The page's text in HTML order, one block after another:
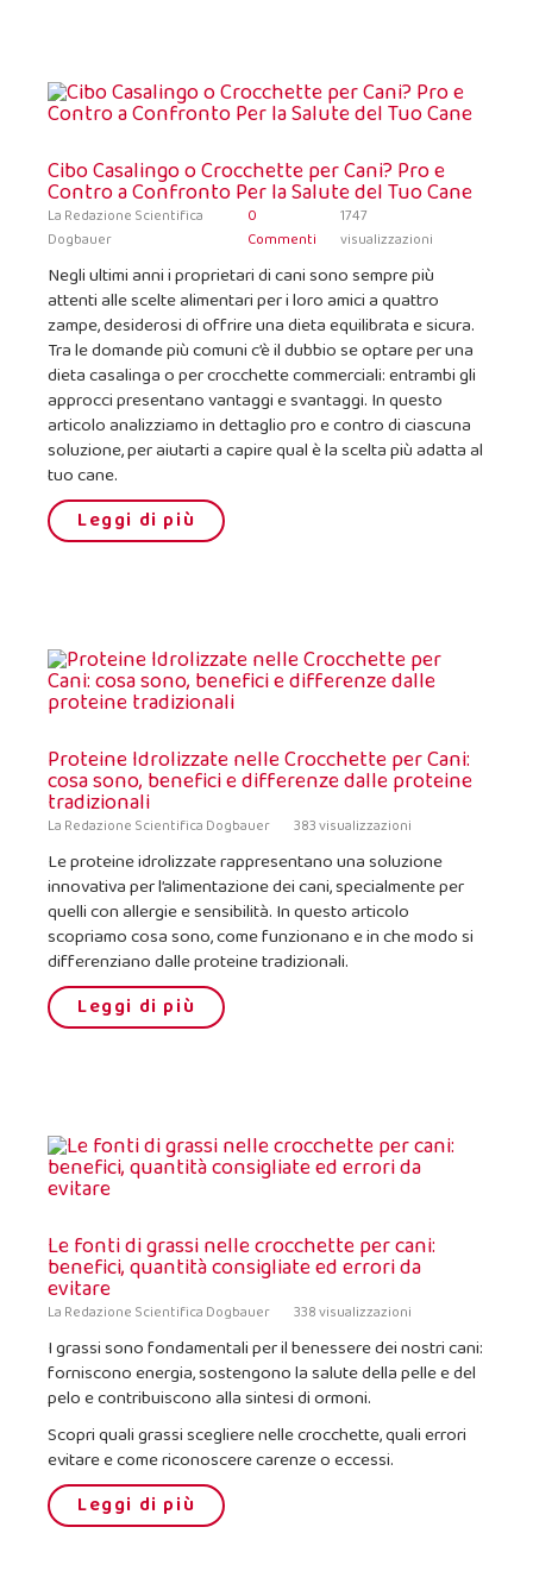
Cibo Casalingo o Crocchette per Cani? Pro e
Contro a Confronto Per la Salute del Tuo Cane
La Redazione Scientifica
Dogbauer
0
Commenti
1747
visualizzazioni
Negli ultimi anni i proprietari di cani sono sempre più
attenti alle scelte alimentari per i loro amici a quattro
zampe, desiderosi di offrire una dieta equilibrata e sicura.
Tra le domande più comuni c’è il dubbio se optare per una
dieta casalinga o per crocchette commerciali: entrambi gli
approcci presentano vantaggi e svantaggi. In questo
articolo analizziamo in dettaglio pro e contro di ciascuna
soluzione, per aiutarti a capire qual è la scelta più adatta al
tuo cane.
Leggi di più
Proteine Idrolizzate nelle Crocchette per Cani:
cosa sono, benefici e differenze dalle proteine
tradizionali
La Redazione Scientifica Dogbauer 383 visualizzazioni
Le proteine idrolizzate rappresentano una soluzione
innovativa per l’alimentazione dei cani, specialmente per
quelli con allergie e sensibilità. In questo articolo
scopriamo cosa sono, come funzionano e in che modo si
differenziano dalle proteine tradizionali.
Leggi di più
Le fonti di grassi nelle crocchette per cani:
benefici, quantità consigliate ed errori da
evitare
La Redazione Scientifica Dogbauer 338 visualizzazioni
I grassi sono fondamentali per il benessere dei nostri cani:
forniscono energia, sostengono la salute della pelle e del
pelo e contribuiscono alla sintesi di ormoni.
Scopri quali grassi scegliere nelle crocchette, quali errori
evitare e come riconoscere carenze o eccessi.
Leggi di più